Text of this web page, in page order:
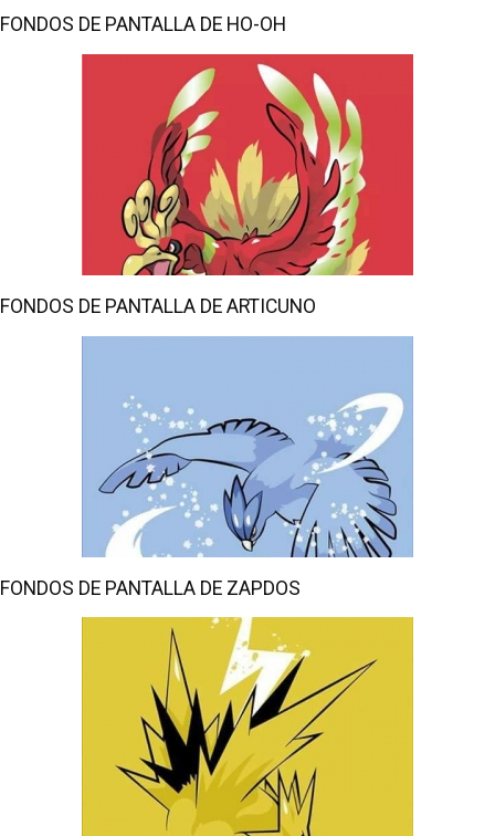
FONDOS DE PANTALLA DE HO-OH
FONDOS DE PANTALLA DE ARTICUNO
FONDOS DE PANTALLA DE ZAPDOS